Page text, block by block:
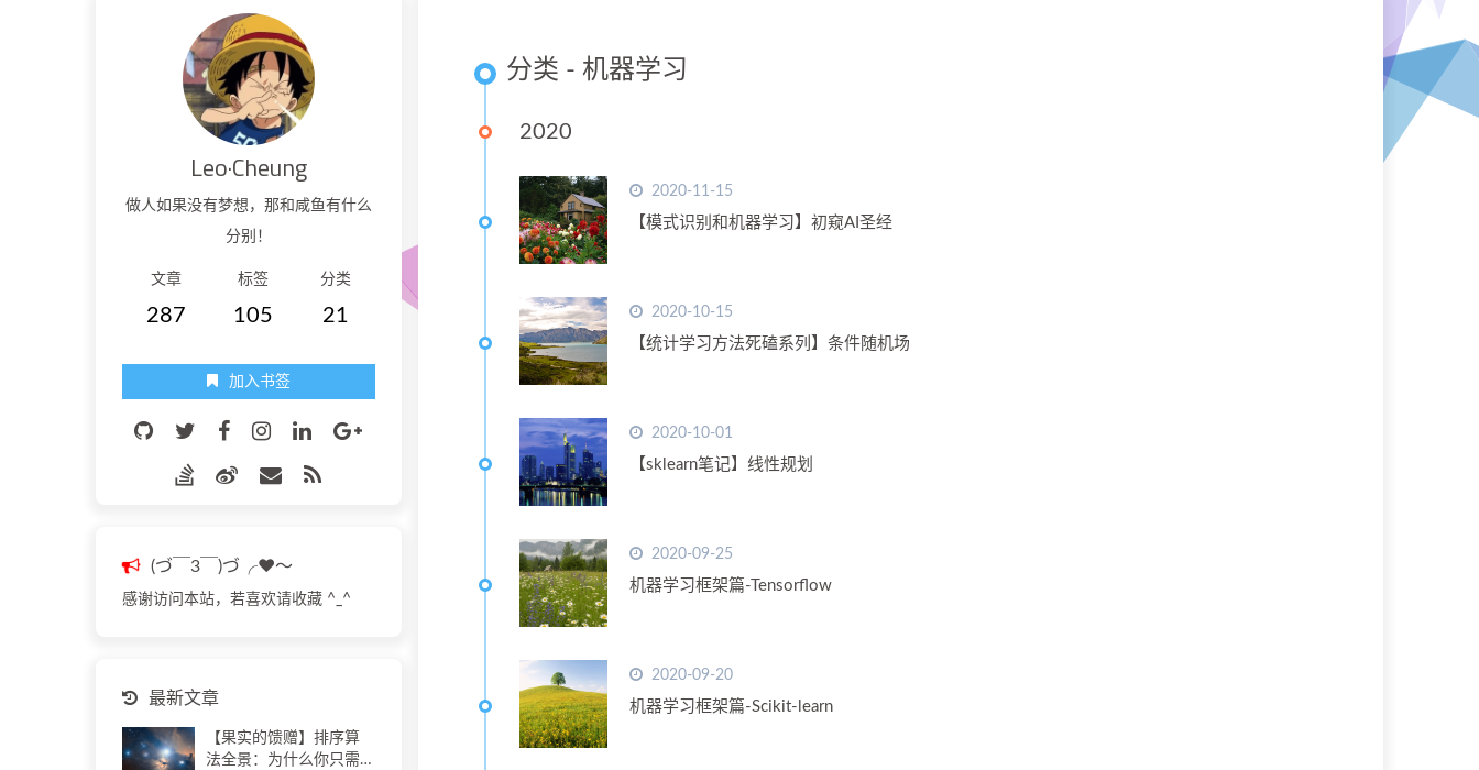
分类 - 机器学习
2020
2020-11-15
【模式识别和机器学习】初窥AI圣经
2020-10-15
【统计学习方法死磕系列】条件随机场
2020-10-01
【sklearn笔记】线性规划
2020-09-25
机器学习框架篇-Tensorflow
2020-09-20
机器学习框架篇-Scikit-learn
Leo·Cheung
做人如果没有梦想，那和咸鱼有什么
分别！
文章
287
标签
105
分类
21
加入书签
(づ￣3￣)づ╭❤～
感谢访问本站，若喜欢请收藏 ^_^
最新文章
【果实的馈赠】排序算
法全景：为什么你只需